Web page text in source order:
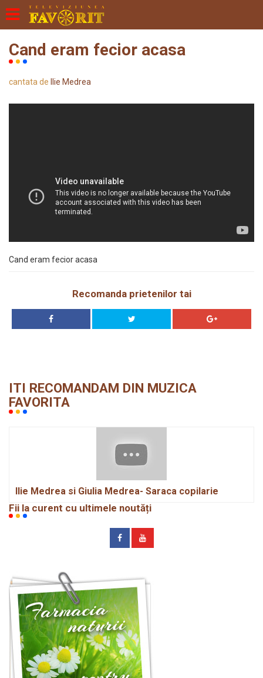
Cand eram fecior acasa
cantata de Ilie Medrea
Cand eram fecior acasa
Recomanda prietenilor tai
ITI RECOMANDAM DIN MUZICA
FAVORITA
Ilie Medrea si Giulia Medrea- Saraca copilarie
Fii la curent cu ultimele noutăți